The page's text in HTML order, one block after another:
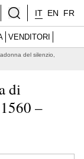
IT EN FR
VENDITORI
del silenzio,
di
–